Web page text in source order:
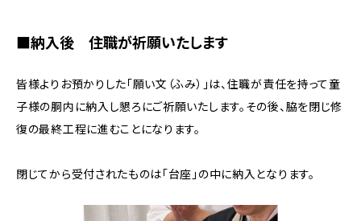
■納入後 住職が祈願いたします
皆様よりお預かりした「願い文（ふみ）」は、住職が責任を持って童
子様の胴内に納入し懇ろにご祈願いたします。その後、脇を閉じ修
復の最終工程に進むことになります。
閉じてから受付されたものは「台座」の中に納入となります。